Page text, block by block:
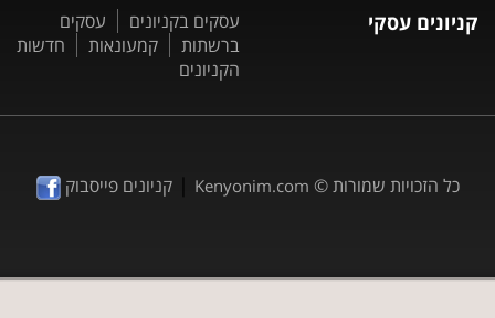
קניונים עסקי עסקים בקניונים
עסקים
ברשתות
קמעונאות
חדשות
הקניונים
כל הזכויות שמורות © Kenyonim.com
|קניונים פייסבוק